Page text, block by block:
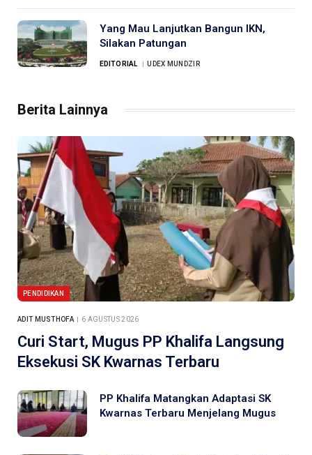
Yang Mau Lanjutkan Bangun IKN,
Silakan Patungan
EDITORIAL UDEX MUNDZIR
Berita Lainnya
PENDIDIKAN
ADIT MUSTHOFA 6 AGUSTUS 2026
Curi Start, Mugus PP Khalifa Langsung
Eksekusi SK Kwarnas Terbaru
PP Khalifa Matangkan Adaptasi SK
Kwarnas Terbaru Menjelang Mugus